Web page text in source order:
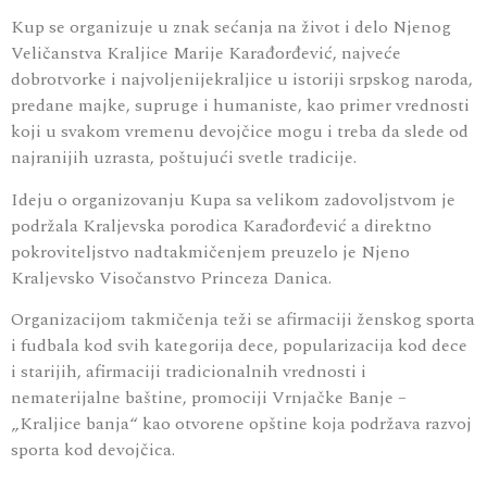
Kup se organizuje u znak sećanja na život i delo Njenog
Veličanstva Kraljice Marije Karađorđević, najveće
dobrotvorke i najvoljenijekraljice u istoriji srpskog naroda,
predane majke, supruge i humaniste, kao primer vrednosti
koji u svakom vremenu devojčice mogu i treba da slede od
najranijih uzrasta, poštujući svetle tradicije.
Ideju o organizovanju Kupa sa velikom zadovoljstvom je
podržala Kraljevska porodica Karađorđević a direktno
pokroviteljstvo nadtakmičenjem preuzelo je Njeno
Kraljevsko Visočanstvo Princeza Danica.
Organizacijom takmičenja teži se afirmaciji ženskog sporta
i fudbala kod svih kategorija dece, popularizacija kod dece
i starijih, afirmaciji tradicionalnih vrednosti i
nematerijalne baštine, promociji Vrnjačke Banje –
„Kraljice banja“ kao otvorene opštine koja podržava razvoj
sporta kod devojčica.